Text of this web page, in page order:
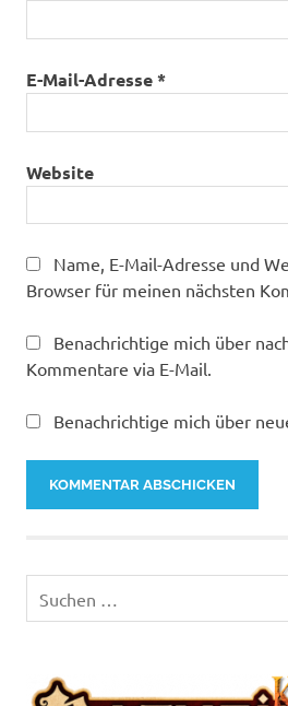
E-Mail-Adresse*
Website
Name, E-Mail-Adresse und
Browser für meinen nächsten
Benachrichtige mich über
Kommentare via E-Mail.
Benachrichtige mich über
nach: